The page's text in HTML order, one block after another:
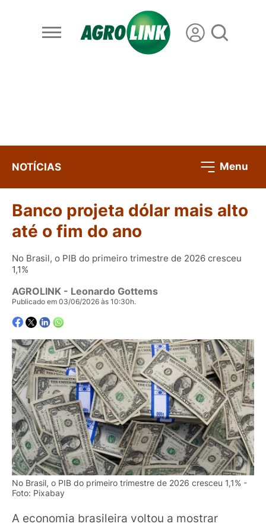
NOTÍCIAS Menu
Banco projeta dólar mais alto
até o fim do ano
No Brasil, o PIB do primeiro trimestre de 2026 cresceu
1,1%
AGROLINK - Leonardo Gottems
Publicado em 03/06/2026 às 10:30h.
No Brasil, o PIB do primeiro trimestre de 2026 cresceu 1,1% -
Foto: Pixabay
A economia brasileira voltou a mostrar